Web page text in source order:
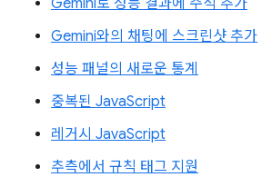
Gemini로 성능 결과에 주석 추가
Gemini와의 채팅에 스크린샷 추가
성능 패널의 새로운 통계
중복된 JavaScript
레거시 JavaScript
추측에서 규칙 태그 지원